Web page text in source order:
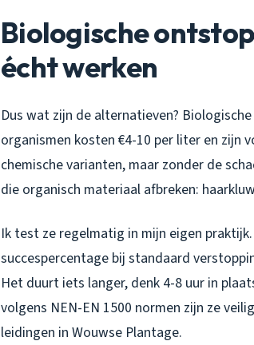
Biologische
écht werken
Dus wat zijn de alternatieven?
organismen kosten €4-10 per liter en zijn
chemische varianten, maar zonder de
die organisch materiaal afbreken:
Ik test ze regelmatig in mijn eigen
succespercentage bij standaard
Het duurt iets langer, denk 4-8 uur in
volgens NEN-EN 1500 normen zijn ze
leidingen in Wouwse Plantage.